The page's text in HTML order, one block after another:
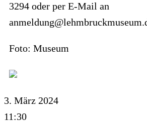
3294 oder per E-Mail an
Foto: Museum
3. März 2024
11:30